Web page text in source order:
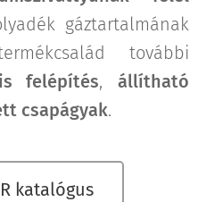
gáztartalmának
további
felépítés, állítható
csapágyak.
katalógus